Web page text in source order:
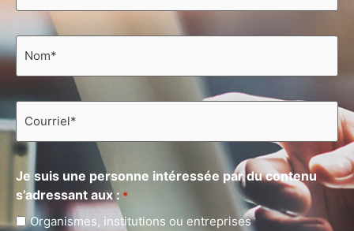
Nom
Courriel
Je suis une personne intéressée par du contenu
s’adressant aux : *
Organismes, institutions ou entreprises